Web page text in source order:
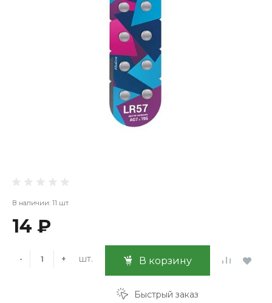
В наличии: 11 шт
14 ₽
- + шт. В корзину
Быстрый заказ